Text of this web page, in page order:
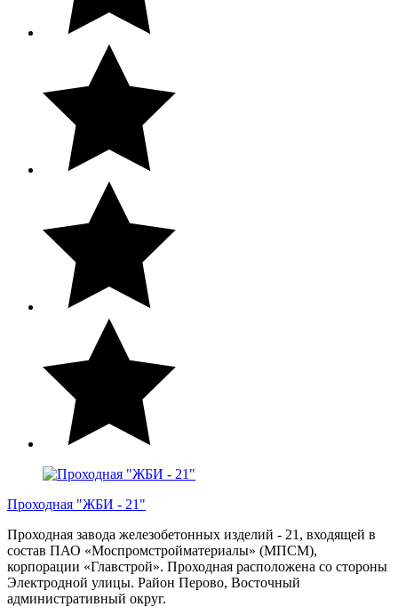
Проходная "ЖБИ - 21"
Проходная завода железобетонных изделий - 21, входящей в
состав ПАО «Моспромстройматериалы» (МПСМ),
корпорации «Главстрой». Проходная расположена со стороны
Электродной улицы. Район Перово, Восточный
административный округ.